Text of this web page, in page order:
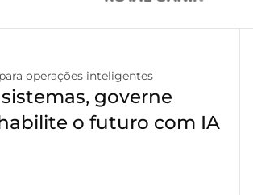
operações inteligentes
governe
o futuro com IA